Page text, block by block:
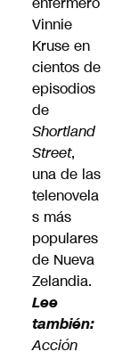
Vinnie
Kruse en
cientos de
episodios
de
Shortland
Street,
una de las
telenovela
s más
populares
de Nueva
Zelandia.
Lee
también:
Acción